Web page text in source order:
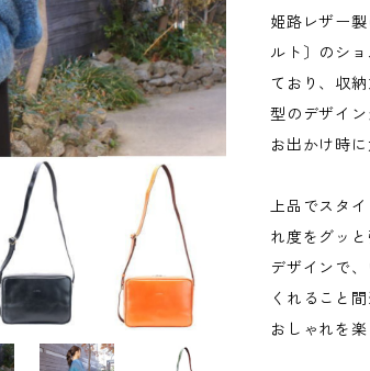
姫路レザー
ルト〕のシ
ており、収
型のデザイ
お出かけ時
上品でスタ
れ度をグッ
デザインで
くれること
おしゃれを